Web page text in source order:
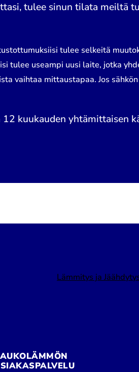
tulee sinun tilata meiltä
tulee selkeitä
tulee useampi uusi laite, jotka
vaihtaa mittaustapaa. Jos
kuukauden yhtämittaisen
Lämmitys ja